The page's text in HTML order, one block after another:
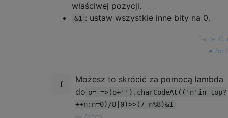
właściwej pozycji.
&1 : ustaw wszystkie inne bity na 0.
Możesz to skrócić za pomocą lambda
do o=_=>(o+'').charCodeAt(('n'in top?
++n:n=0)/8|0)>>(7-n%8)&1